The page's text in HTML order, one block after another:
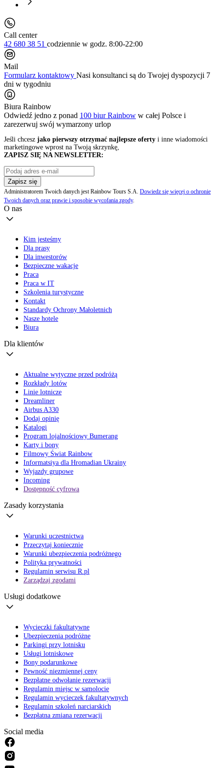
Call center
42 680 38 51 codziennie w godz. 8:00-22:00
Mail
Formularz kontaktowy Nasi konsultanci są do Twojej dyspozycji 7
dni w tygodniu
Biura Rainbow
Odwiedź jedno z ponad 100 biur Rainbow w całej Polsce i
zarezerwuj swój wymarzony urlop
Jeśli chcesz jako pierwszy otrzymać najlepsze oferty i inne wiadomości
marketingowe wprost na Twoją skrzynkę,
ZAPISZ SIĘ NA NEWSLETTER:
Zapisz się
Administratorem Twoich danych jest Rainbow Tours S.A. Dowiedz się więcej o ochronie
Twoich danych oraz prawie i sposobie wycofania zgody.
O nas
Kim jesteśmy
Dla prasy
Dla inwestorów
Bezpieczne wakacje
Praca
Praca w IT
Szkolenia turystyczne
Kontakt
Standardy Ochrony Małoletnich
Nasze hotele
Biura
Dla klientów
Aktualne wytyczne przed podróżą
Rozkłady lotów
Linie lotnicze
Dreamliner
Airbus A330
Dodaj opinię
Katalogi
Program lojalnościowy Bumerang
Karty i bony
Filmowy Świat Rainbow
Informatsiya dla Hromadian Ukrainy
Wyjazdy grupowe
Incoming
Dostępność cyfrowa
Zasady korzystania
Warunki uczestnictwa
Przeczytaj koniecznie
Warunki ubezpieczenia podróżnego
Polityka prywatności
Regulamin serwisu R.pl
Zarządzaj zgodami
Usługi dodatkowe
Wycieczki fakultatywne
Ubezpieczenia podróżne
Parkingi przy lotnisku
Usługi lotniskowe
Bony podarunkowe
Pewność niezmiennej ceny
Bezpłatne odwołanie rezerwacji
Regulamin miejsc w samolocie
Regulamin wycieczek fakultatywnych
Regulamin szkoleń narciarskich
Bezpłatna zmiana rezerwacji
Social media